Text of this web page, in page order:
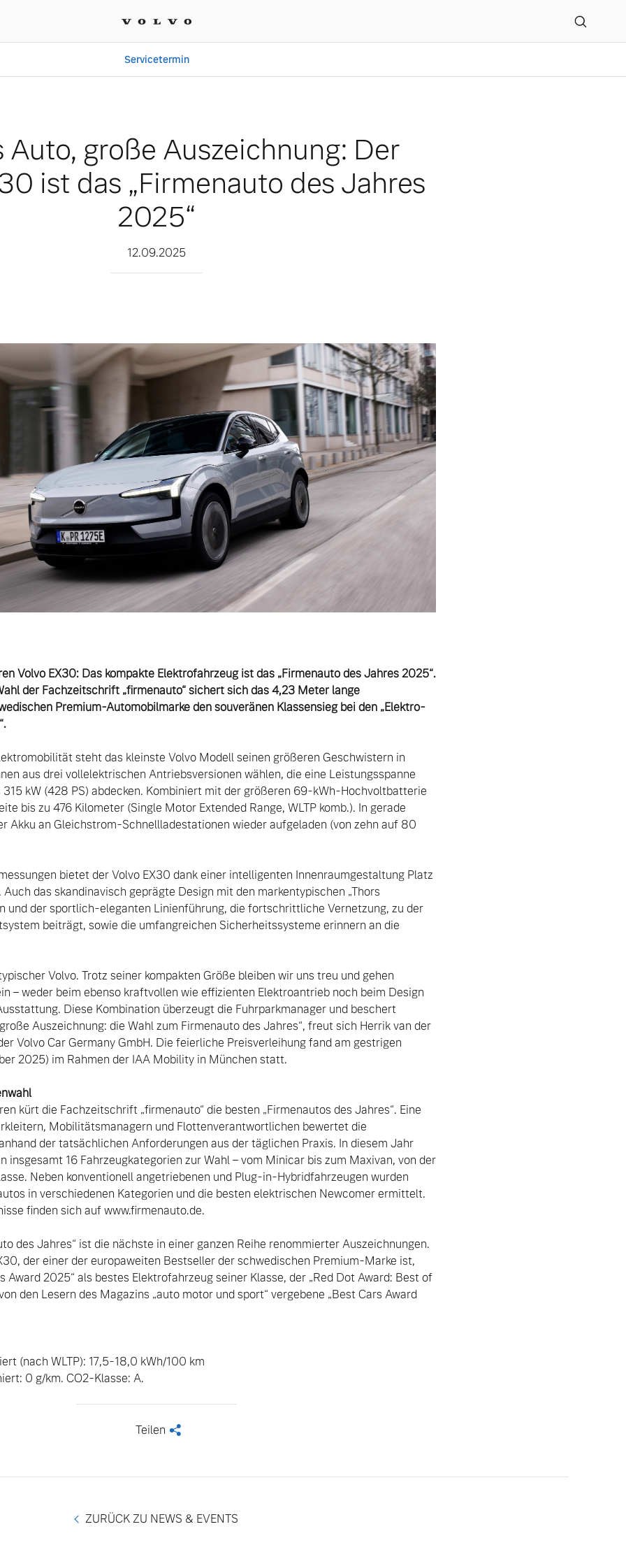
Servicetermin
Auto, große Auszeichnung: Der
ist das „Firmenauto des Jahres
2025“
12.09.2025
Volvo EX30: Das kompakte Elektrofahrzeug ist das „Firmenauto des Jahres 2025“.
der Fachzeitschrift „firmenauto“ sichert sich das 4,23 Meter lange
Premium-Automobilmarke den souveränen Klassensieg bei den „Elektro-
steht das kleinste Volvo Modell seinen größeren Geschwistern in
aus drei vollelektrischen Antriebsversionen wählen, die eine Leistungsspanne
315 kW (428 PS) abdecken. Kombiniert mit der größeren 69-kWh-Hochvoltbatterie
bis zu 476 Kilometer (Single Motor Extended Range, WLTP komb.). In gerade
Akku an Gleichstrom-Schnellladestationen wieder aufgeladen (von zehn auf 80
bietet der Volvo EX30 dank einer intelligenten Innenraumgestaltung Platz
das skandinavisch geprägte Design mit den markentypischen „Thors
und der sportlich-eleganten Linienführung, die fortschrittliche Vernetzung, zu der
beiträgt, sowie die umfangreichen Sicherheitssysteme erinnern an die
Volvo. Trotz seiner kompakten Größe bleiben wir uns treu und gehen
– weder beim ebenso kraftvollen wie effizienten Elektroantrieb noch beim Design
Diese Kombination überzeugt die Fuhrparkmanager und beschert
Auszeichnung: die Wahl zum Firmenauto des Jahres“, freut sich Herrik van der
Volvo Car Germany GmbH. Die feierliche Preisverleihung fand am gestrigen
2025) im Rahmen der IAA Mobility in München statt.
kürt die Fachzeitschrift „firmenauto“ die besten „Firmenautos des Jahres“. Eine
Mobilitätsmanagern und Flottenverantwortlichen bewertet die
der tatsächlichen Anforderungen aus der täglichen Praxis. In diesem Jahr
insgesamt 16 Fahrzeugkategorien zur Wahl – vom Minicar bis zum Maxivan, von der
Neben konventionell angetriebenen und Plug-in-Hybridfahrzeugen wurden
in verschiedenen Kategorien und die besten elektrischen Newcomer ermittelt.
finden sich auf www.firmenauto.de.
des Jahres“ ist die nächste in einer ganzen Reihe renommierter Auszeichnungen.
der einer der europaweiten Bestseller der schwedischen Premium-Marke ist,
Award 2025“ als bestes Elektrofahrzeug seiner Klasse, der „Red Dot Award: Best of
den Lesern des Magazins „auto motor und sport“ vergebene „Best Cars Award
(nach WLTP): 17,5-18,0 kWh/100 km
0 g/km. CO2-Klasse: A.
Teilen <
ZURÜCK ZU NEWS & EVENTS